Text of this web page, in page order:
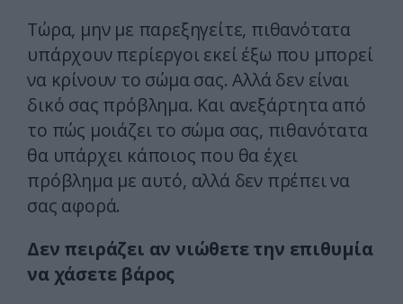
Τώρα, μην με παρεξηγείτε, πιθανότατα
υπάρχουν περίεργοι εκεί έξω που μπορεί
να κρίνουν το σώμα σας. Αλλά δεν είναι
δικό σας πρόβλημα. Και ανεξάρτητα από
το πώς μοιάζει το σώμα σας, πιθανότατα
θα υπάρχει κάποιος που θα έχει
πρόβλημα με αυτό, αλλά δεν πρέπει να
σας αφορά.
Δεν πειράζει αν νιώθετε την επιθυμία
να χάσετε βάρος